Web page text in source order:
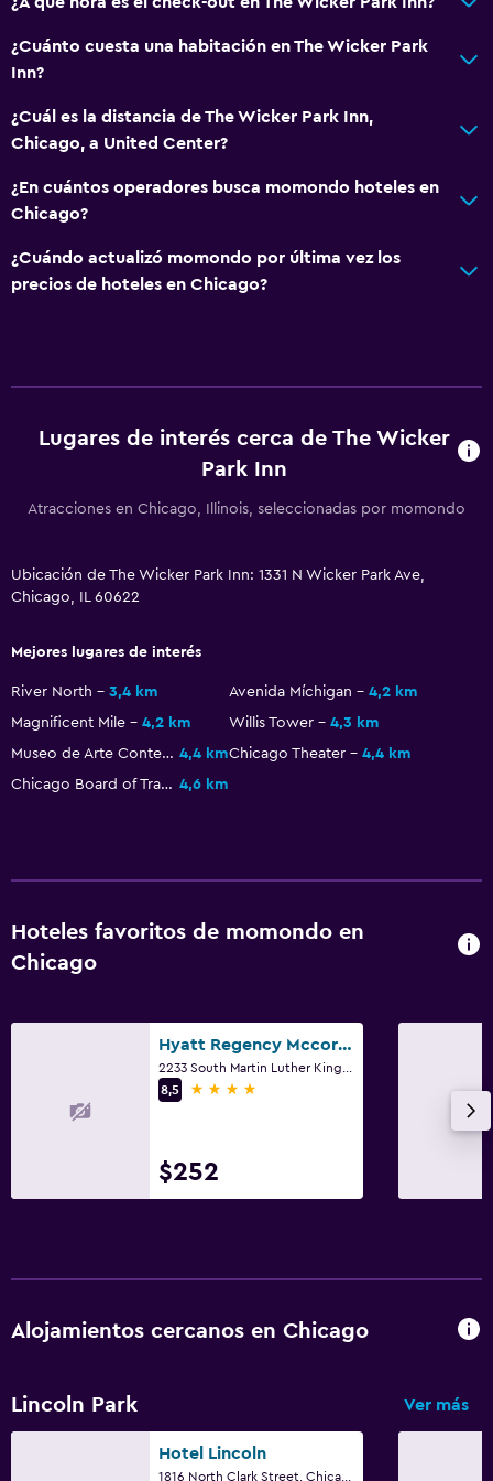
Almohada hipoalergénica
Habitación hipoalergénica
Para no fumadores
Almohada sin plumas
Plantas superiores accesibles por escaleras
Baño
Ducha
Tina de baño
Papel higiénico
Baño privado
Enchufe cerca de la cama
Perchero
Armario o clóset
Servicios y facilidades
Check-out exprés
Botella de agua
Sistema de entretenimiento
TV de pantalla plana
Servicio de streaming
Desayuno en la habitación
Mesa de comedor
¿Cuánto cuesta una habitación en The Wicker Park
Inn?
¿Cuál es la distancia de The Wicker Park Inn,
Chicago, a United Center?
¿En cuántos operadores busca momondo hoteles en
Chicago?
¿Cuándo actualizó momondo por última vez los
precios de hoteles en Chicago?
Lugares de interés cerca de The Wicker
Park Inn
Atracciones en Chicago, Illinois, seleccionadas por momondo
Ubicación de The Wicker Park Inn: 1331 N Wicker Park Ave,
Chicago, IL 60622
Mejores lugares de interés
River North 3,4 km Avenida Míchigan
4,2 km
Magnificent Mile
4,2 km Willis Tower
4,3 km
Museo de Arte Contemporáneo 4,4 kmChicago Theater
4,4 km
Chicago Board of Trade Building 4,6 km
Hoteles favoritos de momondo en
Chicago
Hyatt Regency Mccormick Place
8,5
4 estrellas
$252
Alojamientos cercanos en Chicago
Lincoln Park Ver más
Hotel Lincoln